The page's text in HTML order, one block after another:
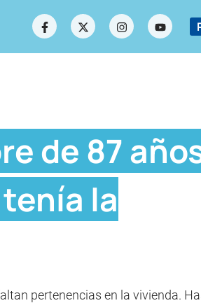
de 87
la
pertenencias en la vivienda.